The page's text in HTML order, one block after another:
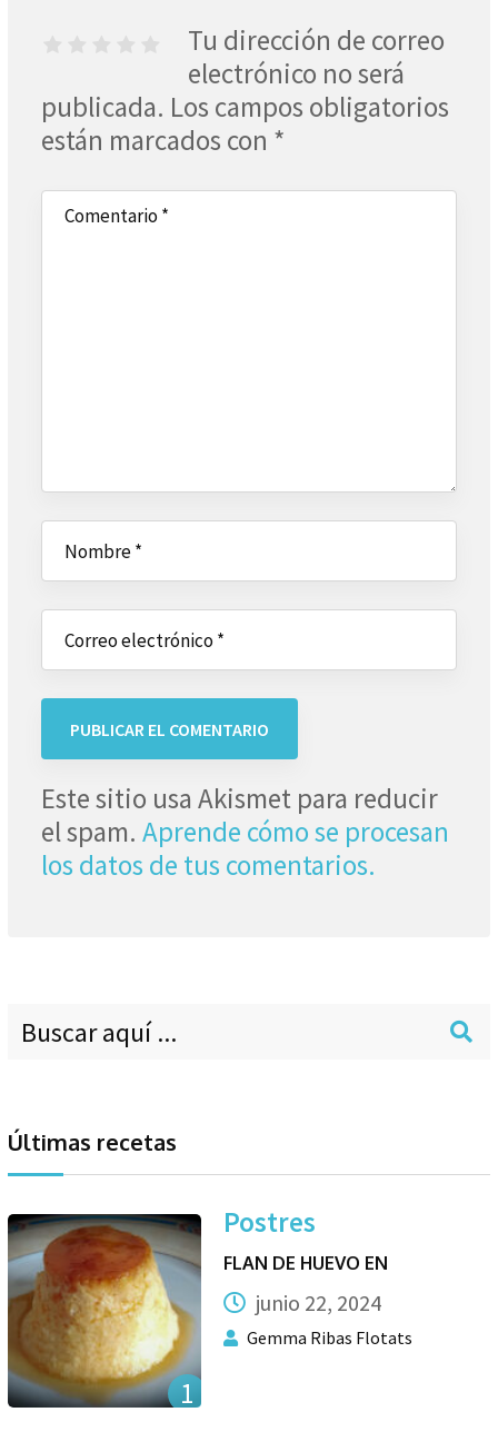
Tu dirección de correo
electrónico no será
publicada. Los campos obligatorios
están marcados con *
Este sitio usa Akismet para reducir
el spam. Aprende cómo se procesan
los datos de tus comentarios.
Últimas recetas
1
Postres
FLAN DE HUEVO EN
junio 22, 2024
Gemma Ribas Flotats